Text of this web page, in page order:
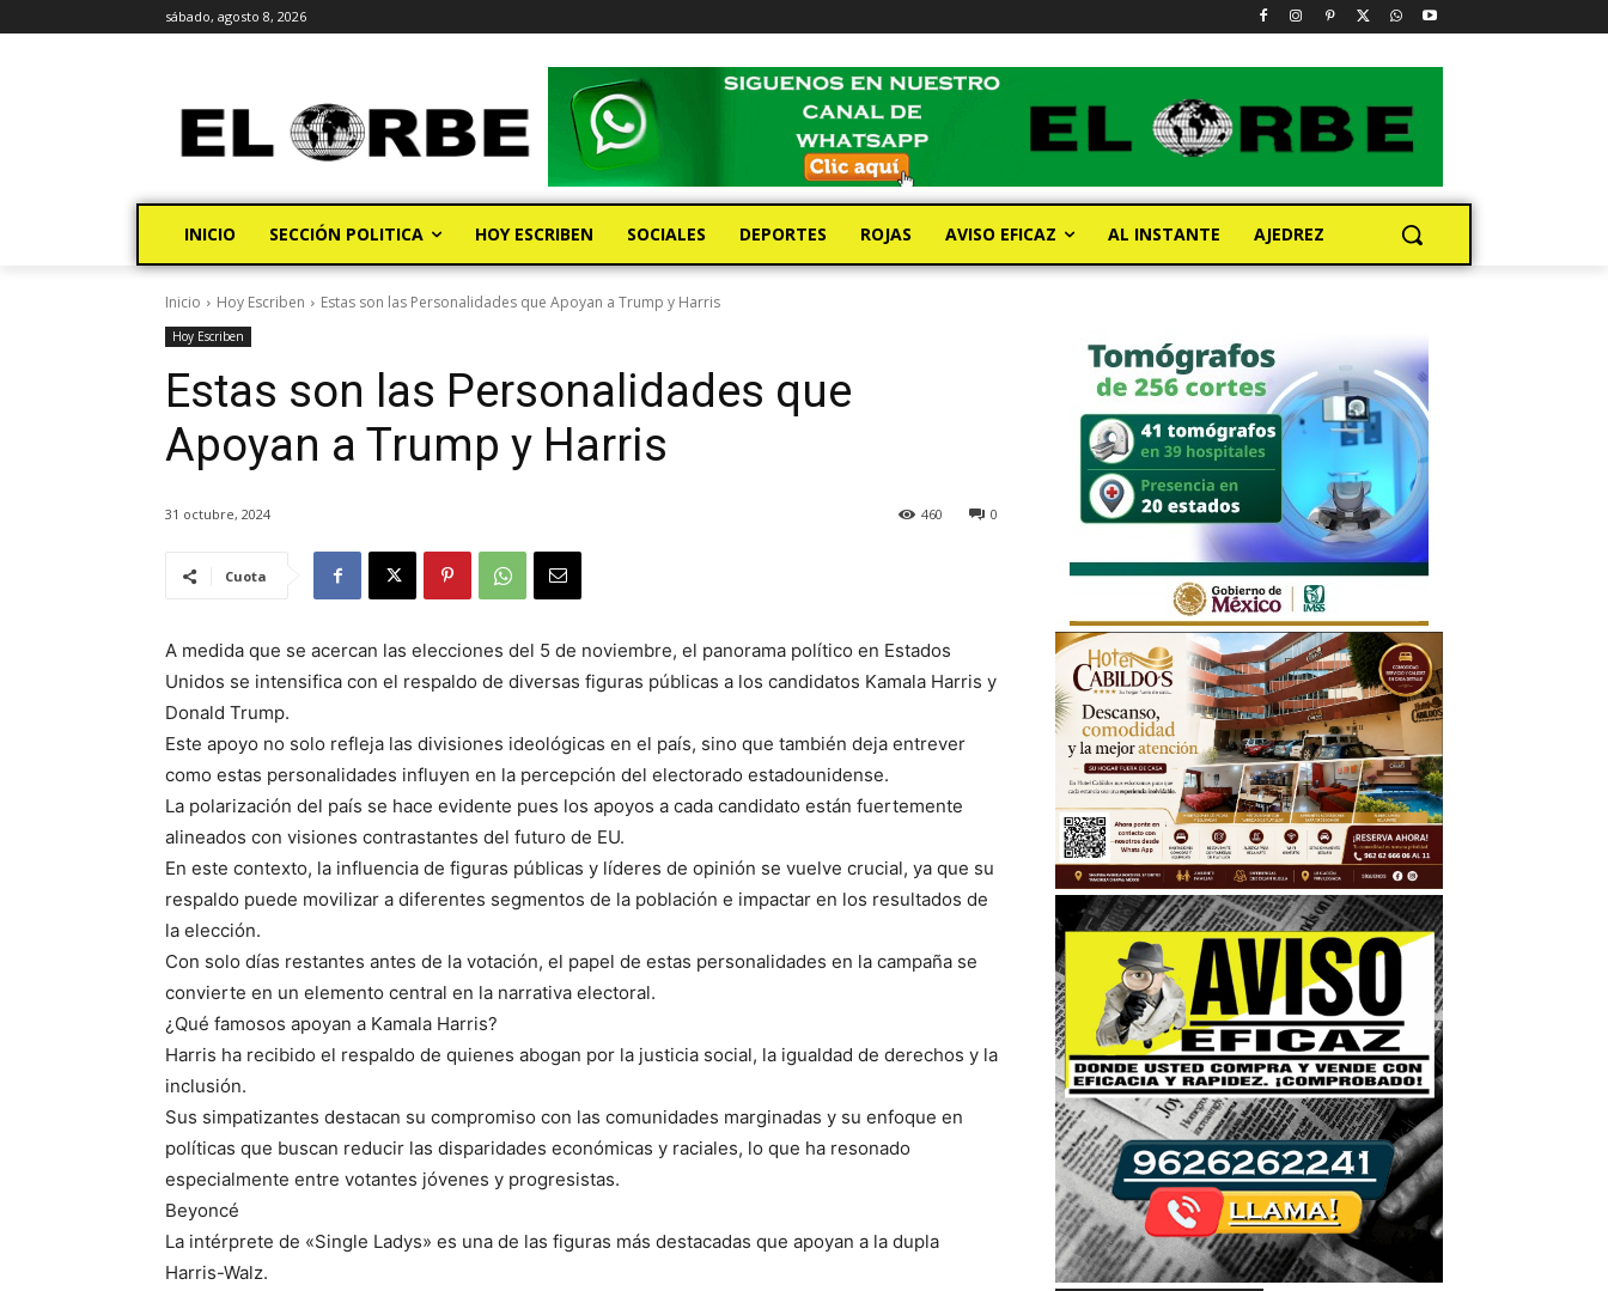
sábado, agosto 8, 2026
INICIO SECCIÓN POLITICA HOY ESCRIBEN SOCIALES DEPORTES ROJAS AVISO EFICAZ AL INSTANTE AJEDREZ
Inicio Hoy Escriben Estas son las Personalidades que Apoyan a Trump y Harris
Hoy Escriben
Estas son las Personalidades que
Apoyan a Trump y Harris
31 octubre, 2024 0
460
Cuota
A medida que se acercan las elecciones del 5 de noviembre, el panorama político en Estados
Unidos se intensifica con el respaldo de diversas figuras públicas a los candidatos Kamala Harris y
Donald Trump.
Este apoyo no solo refleja las divisiones ideológicas en el país, sino que también deja entrever
como estas personalidades influyen en la percepción del electorado estadounidense.
La polarización del país se hace evidente pues los apoyos a cada candidato están fuertemente
alineados con visiones contrastantes del futuro de EU.
En este contexto, la influencia de figuras públicas y líderes de opinión se vuelve crucial, ya que su
respaldo puede movilizar a diferentes segmentos de la población e impactar en los resultados de
la elección.
Con solo días restantes antes de la votación, el papel de estas personalidades en la campaña se
convierte en un elemento central en la narrativa electoral.
¿Qué famosos apoyan a Kamala Harris?
Harris ha recibido el respaldo de quienes abogan por la justicia social, la igualdad de derechos y la
inclusión.
Sus simpatizantes destacan su compromiso con las comunidades marginadas y su enfoque en
políticas que buscan reducir las disparidades económicas y raciales, lo que ha resonado
especialmente entre votantes jóvenes y progresistas.
Beyoncé
La intérprete de «Single Ladys» es una de las figuras más destacadas que apoyan a la dupla
Harris-Walz.